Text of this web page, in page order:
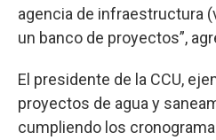
agencia de infraestructura
un banco de proyectos”,
El presidente de la CCU,
proyectos de agua y
cumpliendo los